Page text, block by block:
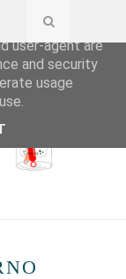
its services
user-agent are
and security
usage